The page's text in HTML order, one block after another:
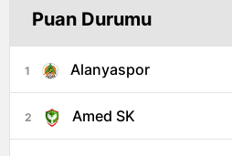
Puan Durumu
1 Alanyaspor
2 Amed SK